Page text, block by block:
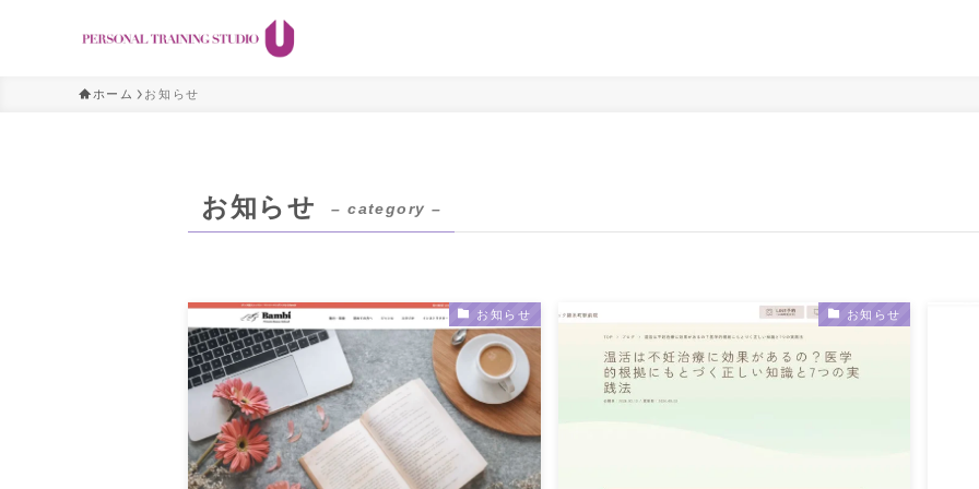
ホーム お知らせ
お知らせ – category –
お知らせ お知らせ